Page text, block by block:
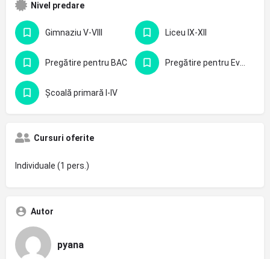
Nivel predare
Gimnaziu V-VIII Liceu IX-XII
Pregătire pentru BAC
Școală primară I-IV
Cursuri oferite
Individuale (1 pers.)
Autor
pyana